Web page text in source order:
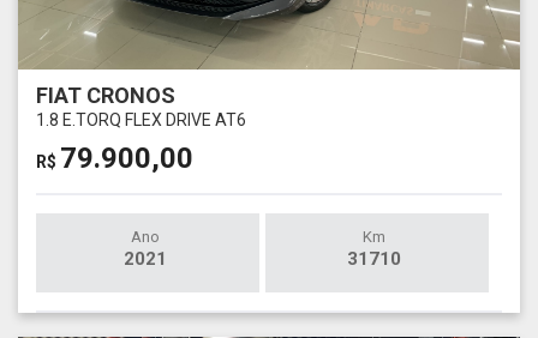
FIAT CRONOS
1.8 E.TORQ FLEX DRIVE AT6
R$ 79.900,00
Ano
2021
Km
31710